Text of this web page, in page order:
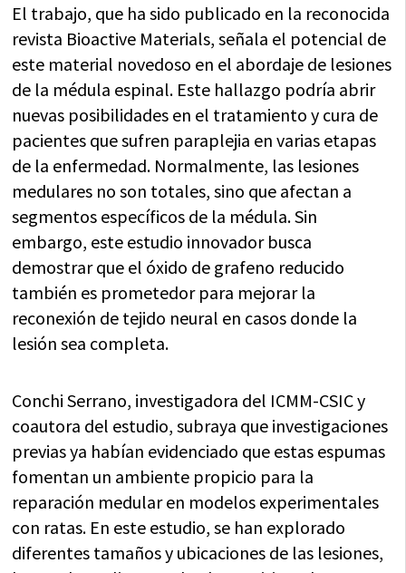
El trabajo, que ha sido publicado en la reconocida
revista Bioactive Materials, señala el potencial de
este material novedoso en el abordaje de lesiones
de la médula espinal. Este hallazgo podría abrir
nuevas posibilidades en el tratamiento y cura de
pacientes que sufren paraplejia en varias etapas
de la enfermedad. Normalmente, las lesiones
medulares no son totales, sino que afectan a
segmentos específicos de la médula. Sin
embargo, este estudio innovador busca
demostrar que el óxido de grafeno reducido
también es prometedor para mejorar la
reconexión de tejido neural en casos donde la
lesión sea completa.
Conchi Serrano, investigadora del ICMM-CSIC y
coautora del estudio, subraya que investigaciones
previas ya habían evidenciado que estas espumas
fomentan un ambiente propicio para la
reparación medular en modelos experimentales
con ratas. En este estudio, se han explorado
diferentes tamaños y ubicaciones de las lesiones,